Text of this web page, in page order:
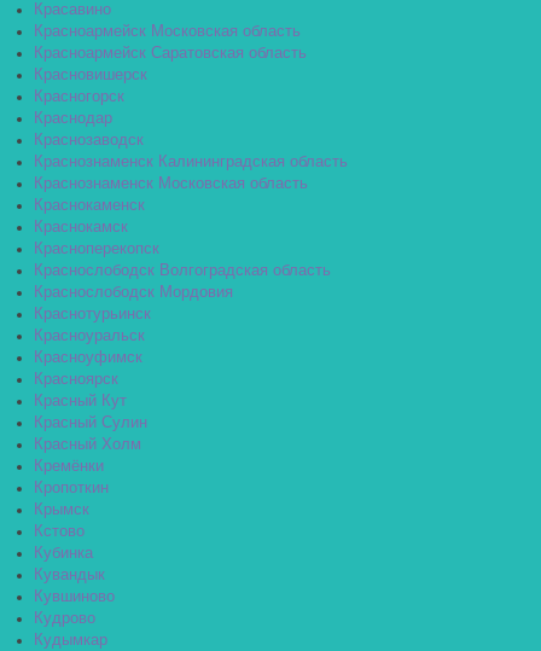
Красавино
Красноармейск Московская область
Красноармейск Саратовская область
Красновишерск
Красногорск
Краснодар
Краснозаводск
Краснознаменск Калининградская область
Краснознаменск Московская область
Краснокаменск
Краснокамск
Красноперекопск
Краснослободск Волгоградская область
Краснослободск Мордовия
Краснотурьинск
Красноуральск
Красноуфимск
Красноярск
Красный Кут
Красный Сулин
Красный Холм
Кремёнки
Кропоткин
Крымск
Кстово
Кубинка
Кувандык
Кувшиново
Кудрово
Кудымкар